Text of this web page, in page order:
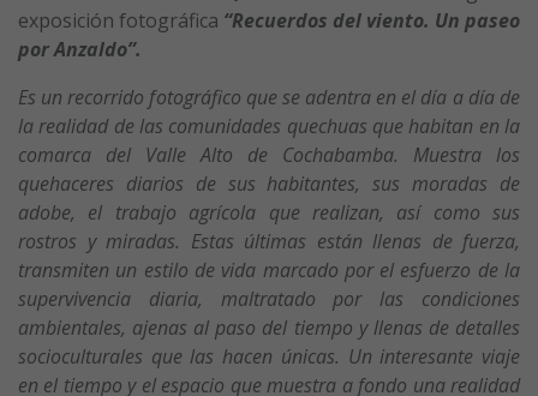
exposición fotográfica “Recuerdos del viento. Un paseo
por Anzaldo”.
Es un recorrido fotográfico que se adentra en el día a día de
la realidad de las comunidades quechuas que habitan en la
comarca del Valle Alto de Cochabamba. Muestra los
quehaceres diarios de sus habitantes, sus moradas de
adobe, el trabajo agrícola que realizan, así como sus
rostros y miradas. Estas últimas están llenas de fuerza,
transmiten un estilo de vida marcado por el esfuerzo de la
supervivencia diaria, maltratado por las condiciones
ambientales, ajenas al paso del tiempo y llenas de detalles
socioculturales que las hacen únicas. Un interesante viaje
en el tiempo y el espacio que muestra a fondo una realidad